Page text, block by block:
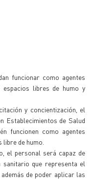
funcionar como agentes
libres de humo y
y concientización, el
Establecimientos de Salud
funcionen como agentes
de humo.
el personal será capaz de
que representa el
de poder aplicar las